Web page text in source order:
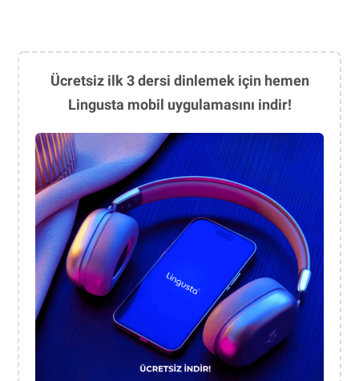
Ücretsiz ilk 3 dersi dinlemek için hemen
Lingusta mobil uygulamasını indir!